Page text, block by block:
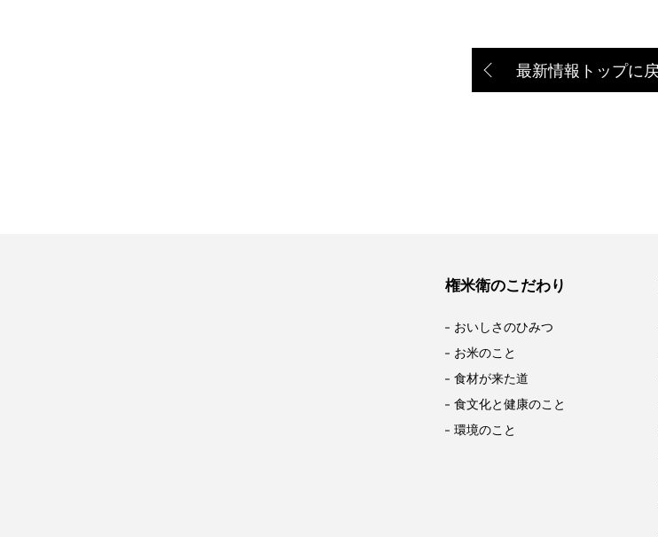
最新情報トップに
権米衛のこだわり
おいしさのひみつ
お米のこと
食材が来た道
食文化と健康のこと
環境のこと